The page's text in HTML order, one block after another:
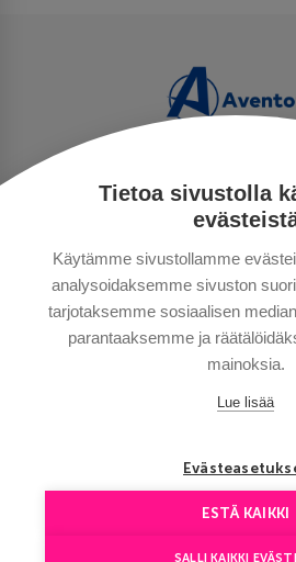
Tietoa sivustolla
Käytämme sivustollamme
analysoidaksemme sivuston
tarjotaksemme sosiaalisen
parantaaksemme ja
mainoksia.
Lue lisää
ESTÄ KAIKKI
SALLI KAIKKI
PRIVACY
MAKSUTAVAT
GENERAL
GOOD TO KNOW
CONTACTS
Copyright © Aventours 2026